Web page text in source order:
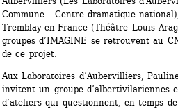
Commune - Centre dramatique
Tremblay-en-France (Théâtre Louis
groupes d’IMAGINE se retrouvent au
de ce projet.
Aux Laboratoires d’Aubervilliers,
invitent un groupe d’albertivilariennes
d’ateliers qui questionnent, en temps